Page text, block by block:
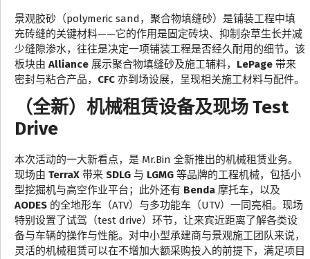
景观胶砂（polymeric sand，聚合物填缝砂）是铺装工程中填
充砖缝的关键材料——它的作用是固定砖块、抑制杂草生长并减
少缝隙渗水，往往是决定一项铺装工程是否经久耐用的细节。该
板块由 Alliance 展示聚合物填缝砂及施工辅料， LePage 带来
密封与粘合产品， CFC 亦到场设展，呈现相关施工材料与配件。
（全新）机械租赁设备及现场 Test
Drive
本次活动的一大新看点，是 Mr.Bin 全新推出的机械租赁业务。
现场由 TerraX 带来 SDLG 与 LGMG 等品牌的工程机械，包括小
型挖掘机与高空作业平台；此外还有 Benda 摩托车，以及
AODES 的全地形车（ATV）与多功能车（UTV）一同亮相。现场
特别设置了试驾（test drive）环节，让来宾近距离了解各类设
备与车辆的操作与性能。对中小型承建商与景观施工团队来说，
灵活的机械租赁可以在不增加大额采购投入的前提下，满足项目